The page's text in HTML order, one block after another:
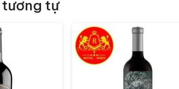
Sự kết hợp hoàn hảo giữa các thành phần
tương tự